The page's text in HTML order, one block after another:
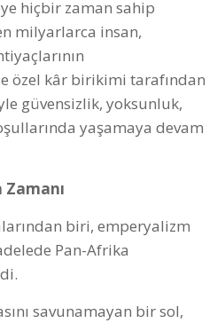
hiçbir zaman sahip
milyarlarca insan,
özel kâr birikimi tarafından
güvensizlik, yoksunluk,
yaşamaya devam
biri, emperyalizm
Pan-Afrika
savunamayan bir sol,